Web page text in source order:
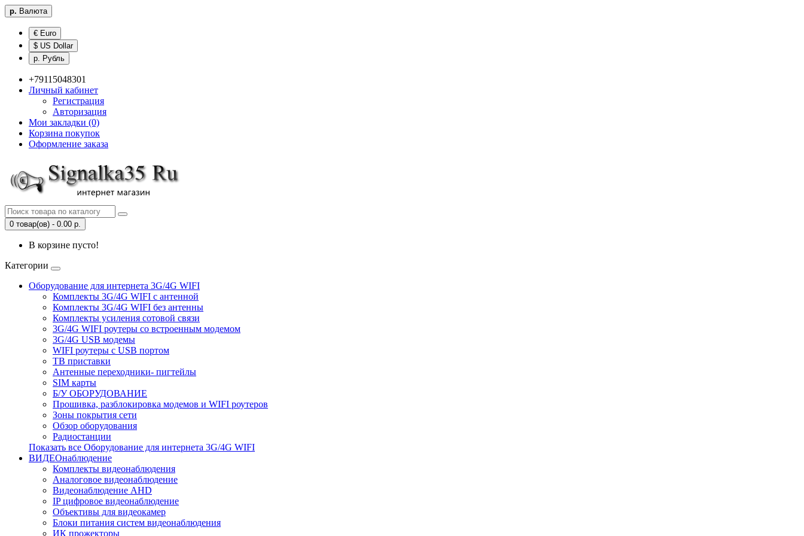
р. Валюта
€ Euro
$ US Dollar
р. Рубль
+79115048301
Личный кабинет
Регистрация
Авторизация
Мои закладки (0)
Корзина покупок
Оформление заказа
0 товар(ов) - 0.00 р.
В корзине пусто!
Категории
Оборудование для интернета 3G/4G WIFI
Комплекты 3G/4G WIFI с антенной
Комплекты 3G/4G WIFI без антенны
Комплекты усиления сотовой связи
3G/4G WIFI роутеры со встроенным модемом
3G/4G USB модемы
WIFI роутеры с USB портом
ТВ приставки
Антенные переходники- пигтейлы
SIM карты
Б/У ОБОРУДОВАНИЕ
Прошивка, разблокировка модемов и WIFI роутеров
Зоны покрытия сети
Обзор оборудования
Радиостанции
Показать все Оборудование для интернета 3G/4G WIFI
ВИДЕОнаблюдение
Комплекты видеонаблюдения
Аналоговое видеонаблюдение
Видеонаблюдение AHD
IP цифровое видеонаблюдение
Объективы для видеокамер
Блоки питания систем видеонаблюдения
ИК прожекторы